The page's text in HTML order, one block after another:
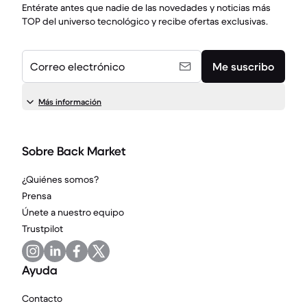
Entérate antes que nadie de las novedades y noticias más
TOP del universo tecnológico y recibe ofertas exclusivas.
Correo electrónico Me suscribo
Más información
Sobre Back Market
¿Quiénes somos?
Prensa
Únete a nuestro equipo
Trustpilot
Ayuda
Contacto